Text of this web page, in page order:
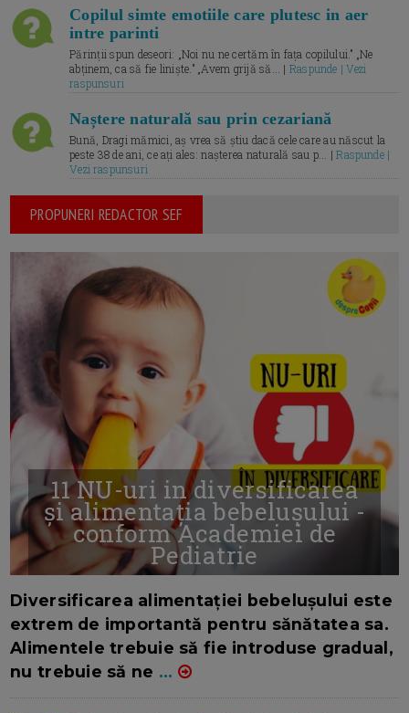
Copilul simte emotiile care plutesc in aer
intre parinti
Părinții spun deseori: „Noi nu ne certăm în fața copilului.” „Ne
abținem, ca să fie liniște.” „Avem grijă să... | Raspunde | Vezi
raspunsuri
Naștere naturală sau prin cezariană
Bună, Dragi mămici, aș vrea să știu dacă cele care au născut la
peste 38 de ani, ce ați ales: nașterea naturală sau p... |Raspunde |
Vezi raspunsuri
PROPUNERI REDACTOR SEF
11 NU-uri in diversificarea
și alimentația bebelușului -
conform Academiei de
Pediatrie
Diversificarea alimentației bebelușului este
extrem de importantă pentru sănătatea sa.
Alimentele trebuie să fie introduse gradual,
nu trebuie să ne ...